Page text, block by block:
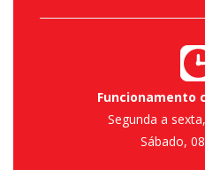
Funcionamento
Segunda a
Sábado,